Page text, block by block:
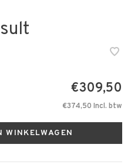
€309,50
€374,50 Incl. btw
WINKELWAGEN